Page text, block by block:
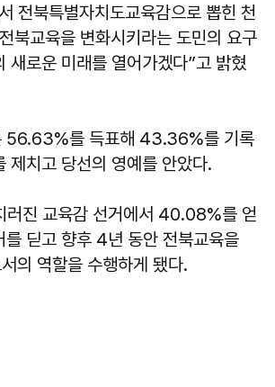
전북특별자치도교육감으로 뽑힌 천
북교육을 변화시키라는 도민의 요구
새로운 미래를 열어가겠다”고 밝혔
56.63%를 득표해 43.36%를 기록
제치고 당선의 영예를 안았다.
러진 교육감 선거에서 40.08%를 얻
를 딛고 향후 4년 동안 전북교육을
의 역할을 수행하게 됐다.